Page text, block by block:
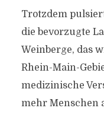
Trotzdem
die bevorzugte
Weinberge, das
Rhein-Main-
medizinische
mehr Menschen